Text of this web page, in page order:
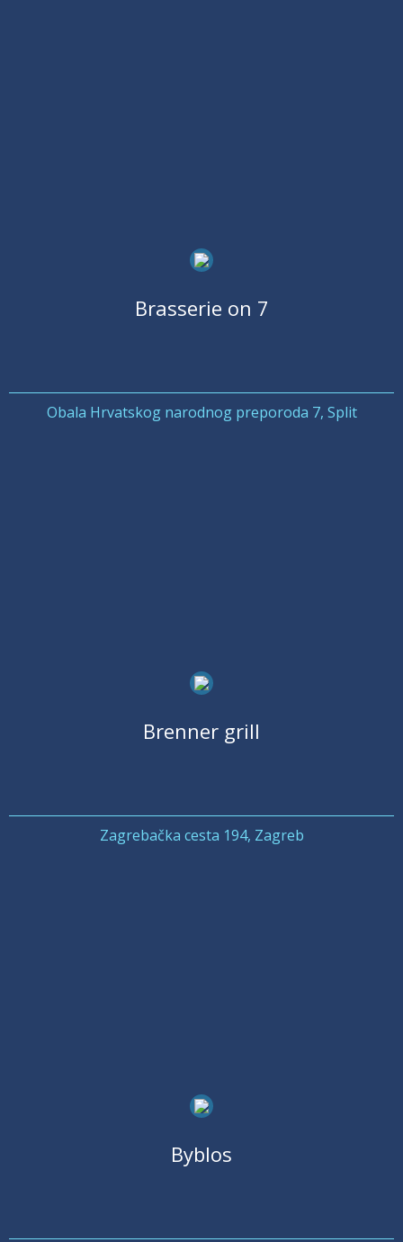
Brasserie on 7
Obala Hrvatskog narodnog preporoda 7, Split
Brenner grill
Zagrebačka cesta 194, Zagreb
Byblos